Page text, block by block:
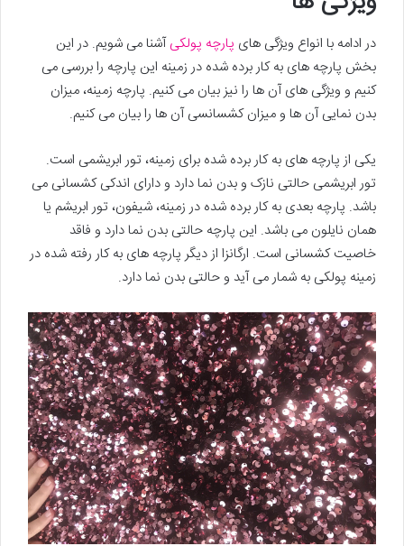
در ادامه با انواع ویژگی های پارچه پولکیآشنا می شویم. در این
بخش پارچه های به کار برده شده در زمینه این پارچه را بررسی می
کنیم و ویژگی های آن ها را نیز بیان می کنیم. پارچه زمینه، میزان
بدن نمایی آن ها و میزان کشسانسی آن ها را بیان می کنیم.
یکی از پارچه های به کار برده شده برای زمینه، تور ابریشمی است.
تور ابریشمی حالتی نازک و بدن نما دارد و دارای اندکی کشسانی می
باشد. پارچه بعدی به کار برده شده در زمینه، شیفون، تور ابریشم یا
همان نایلون می باشد. این پارچه حالتی بدن نما دارد و فاقد
خاصیت کشسانی است. ارگانزا از دیگر پارچه های به کار رفته شده در
زمینه پولکی به شمار می آید و حالتی بدن نما دارد.